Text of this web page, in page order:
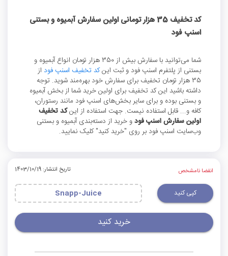
کد تخفیف 35 هزار تومانی اولین سفارش آبمیوه و بستنی
اسنپ فود
شما می‌توانید با سفارش بیش از 350 هزار تومان انواع آبمیوه و
بستنی از پلتفرم اسنپ فود و ثبت اینکد تخفیف اسنپ فود از
35 هزار تومان تخفیف برای سفارش خود بهره‌مند شوید. توجه
داشته باشید این کد تخفیف برای اولین خرید شما از بخش آبمیوه
و بستنی بوده و برای سایر بخش‌های اسنپ فود مانند رستوران،
کافه و... قابل استفاده نیست. جهت استفاده از اینکد تخفیف
اولین سفارش اسنپ فودو خرید از دسته‌بندی آبمیوه و بستنی
وب‌سایت اسنپ فود بر روی "خرید کنید" کلیک نمایید.
انقضا نامشخص تاریخ انتشار: 1403/10/19
کپی کنید Snapp-Juice
خرید کنید